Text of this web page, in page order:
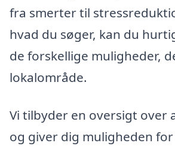
fra smerter til
hvad du søger, kan du
de forskellige muligheder,
lokalområde.
Vi tilbyder en oversigt over
og giver dig muligheden